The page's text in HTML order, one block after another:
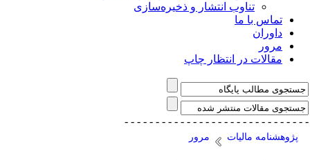
تناوب انتشار و ذخیره‌سازی
تماس با ما
داوران
مرور
مقالات در انتظار چاپ
- - - - - - - - - - - - -
- - - - - - - - - - - - - - -
پژوهشنامه مالیات مرور